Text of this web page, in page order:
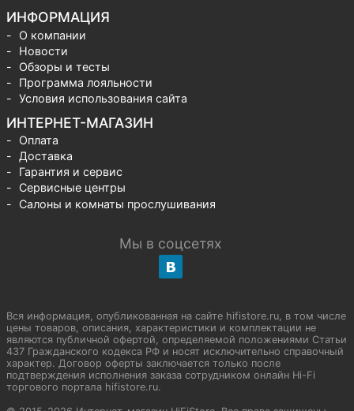
ИНФОРМАЦИЯ
О компании
Новости
Обзоры и тесты
Программа лояльности
Условия использования сайта
ИНТЕРНЕТ-МАГАЗИН
Оплата
Доставка
Гарантия и сервис
Сервисные центры
Салоны и комнаты прослушивания
Мы в соцсетях
Вся информация, опубликованная на сайте hifistore.ru, в том числе
цены товаров, описания, характеристики и комплектации не
являются публичной офертой, определяемой положениями Статьи
437 Гражданского кодекса РФ и носят исключительно справочный
характер. Договор оферты заключается только после
подтверждения исполнения заказа сотрудником онлайн Hi-Fi
торгового портала hifistore.ru.